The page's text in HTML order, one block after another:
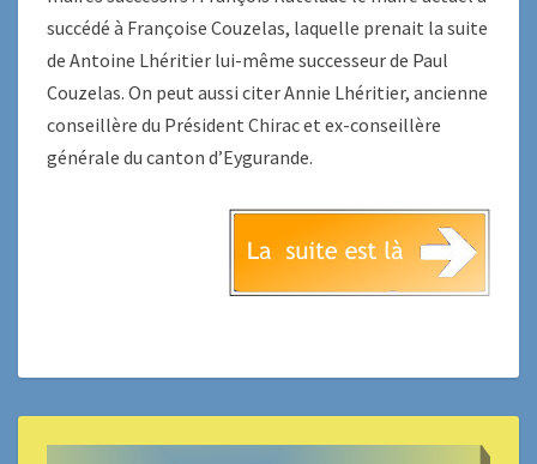
succédé à Françoise Couzelas, laquelle prenait la suite
de Antoine Lhéritier lui-même successeur de Paul
Couzelas. On peut aussi citer Annie Lhéritier, ancienne
conseillère du Président Chirac et ex-conseillère
générale du canton d’Eygurande.